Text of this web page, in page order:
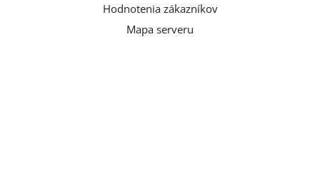
Hodnotenia zákazníkov
Mapa serveru